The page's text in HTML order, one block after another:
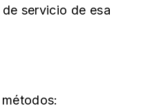
servicio de esa